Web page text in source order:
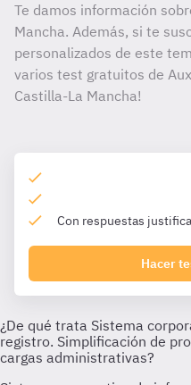
Te damos información
Mancha. Además, si te
personalizados de este
varios test gratuitos de
Castilla-La Mancha!
Con respuestas
Hacer